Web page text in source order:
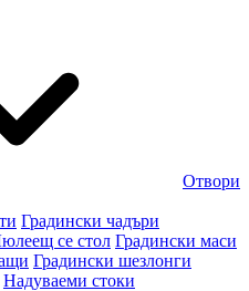
Отвори
Градински чадъри
се стол Градински маси
Градински шезлонги
Надуваеми стоки